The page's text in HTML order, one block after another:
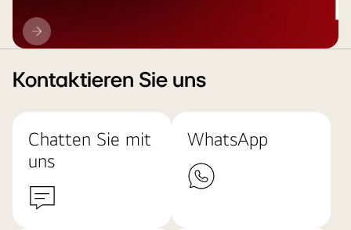
LG
Aktualisieren
Kontaktieren Sie uns
Chatten Sie mit
uns
WhatsApp